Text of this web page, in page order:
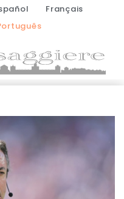
Français